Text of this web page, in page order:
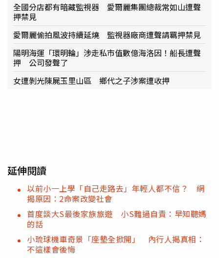
全國分店都有暗藏監視器 愛爾麗集團總裁常如山遭聲
押禁見
愛爾麗偷拍風波持續延燒 監視器廠商遭聲請羈押禁見
陽明海運「環明輪」涉走私市值數億海洛因！船長遭聲
押 公司發聲了
女遭剝光陳屍玉里山區 鄉代之子涉案遭收押
延伸閱讀
以前小一上學「自己走路去」年輕人都不信？ 網
揭原因：2命案改變社會
首度談大S最後家族旅遊 小S難過自責：早知聽媽
的話
小琉球機車奇景「座墊全掀開」 內行人揭真相：
不這樣會後悔